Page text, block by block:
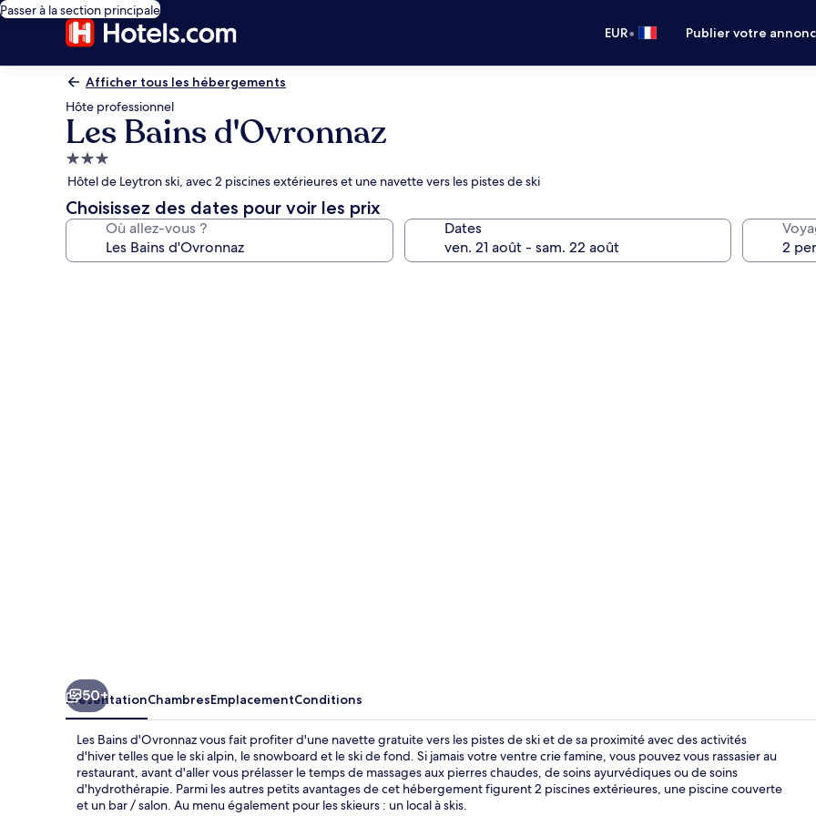
Passer à la section principale
EUR• Publier votre
Afficher tous les hébergements
Hôte professionnel
Les Bains d'Ovronnaz
Hébergement
3.0 étoiles
Hôtel de Leytron ski, avec 2 piscines extérieures et une navette vers les pistes de ski
Choisissez des dates pour voir les prix
Où allez-vous ? Dates
Bar (sur place)
50+
PrésentationChambresEmplacementConditions
Les Bains d'Ovronnaz vous fait profiter d'une navette gratuite vers les pistes de ski et de sa proximité avec des activités
d'hiver telles que le ski alpin, le snowboard et le ski de fond. Si jamais votre ventre crie famine, vous pouvez vous rassasier au
restaurant, avant d'aller vous prélasser le temps de massages aux pierres chaudes, de soins ayurvédiques ou de soins
d'hydrothérapie. Parmi les autres petits avantages de cet hébergement figurent 2 piscines extérieures, une piscine couverte
et un bar / salon. Au menu également pour les skieurs : un local à skis.